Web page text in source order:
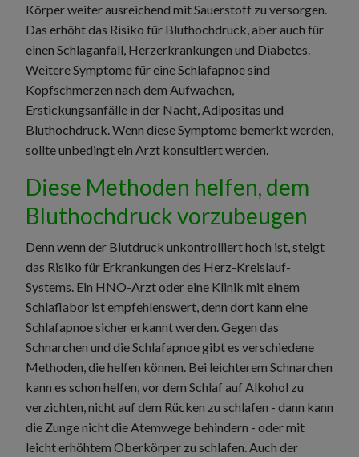
Körper weiter ausreichend mit Sauerstoff zu versorgen.
Das erhöht das Risiko für Bluthochdruck, aber auch für
einen Schlaganfall, Herzerkrankungen und Diabetes.
Weitere Symptome für eine Schlafapnoe sind
Kopfschmerzen nach dem Aufwachen,
Erstickungsanfälle in der Nacht, Adipositas und
Bluthochdruck. Wenn diese Symptome bemerkt werden,
sollte unbedingt ein Arzt konsultiert werden.
Diese Methoden helfen, dem
Bluthochdruck vorzubeugen
Denn wenn der Blutdruck unkontrolliert hoch ist, steigt
das Risiko für Erkrankungen des Herz-Kreislauf-
Systems. Ein HNO-Arzt oder eine Klinik mit einem
Schlaflabor ist empfehlenswert, denn dort kann eine
Schlafapnoe sicher erkannt werden. Gegen das
Schnarchen und die Schlafapnoe gibt es verschiedene
Methoden, die helfen können. Bei leichterem Schnarchen
kann es schon helfen, vor dem Schlaf auf Alkohol zu
verzichten, nicht auf dem Rücken zu schlafen - dann kann
die Zunge nicht die Atemwege behindern - oder mit
leicht erhöhtem Oberkörper zu schlafen. Auch der